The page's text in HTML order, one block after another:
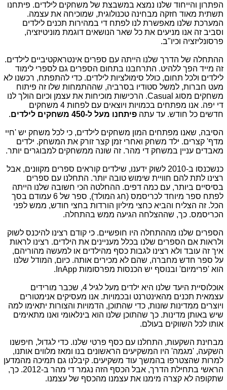
הפתרון והייחוד שלנו נמצא במשבצת של משחקים לילדים. פיתחנו
תשתית מאוד חזקה מבחינה טכנולוגית, שמוכיחה את עצמה.
המערכת שלנו מאפשרת לנו לפתח די במהירות תכנים לילדים
וסביב זה אנו מניעים את כל שאר הנושאים דוגמת מוניטיזציה,
פרסונליזציה וכיו"ב.
ההתחלה של הדרך שלנו הייתה עם ספרים אינטראקטיביים לילדים.
זה מייד הפך ללהיט. התרחבנו בתחום הספרים גם לספרי לימוד
לילדים ולכל תחום, כולל סימולציות לילדים. כדי להתפתח, רכשנו לא
מעט חברות, למשל סטודיו בסרביה, שההתמחות שלו זה פיתוח
משחקים מסוג Casual. הרכישות מוכיחות את עצמן וכיום הולך לנו
די יפה. אנו מפתחים בכמויות ויוצאים עם לפחות 4 משחקים
חדשים כל חודש. עד עתה פיתחנו מעל ל-450 משחקים לילדים .
הסיבה, שאנו מפתחים המון משחקים לילדים, כי לכל משחק יש 'חיי
מדף' קצרים. ילד משחק ואחרי זמן קצר זורק את המשחק. ילדים
מאבדים עניין במשחק די מהר. זה שונה ממשחקים למבוגרים יותר.
כנשכנסו ב-2010 לשוק ידענו, שילדים קוראים ספרים מקוונים, אבל
רצינו לתת להם חוויית שימוש טובה יותר. התחלנו עם ספרים
בסיסיים ביותר, עם כמה דפים. ההחלטה הכי חשובה שלנו הייתה
לפתח ספר מיוחד לכריסמס (חג המולד), ספר של 6 עמודם בסך
הכל. זה הצליח והביא כחצי מיליון הורדות בחצי חודש, ממש לפני
הכריסמס. כך, שההצלחה הגיעה ממש בהתחלה.
הספרים שלנו מההתחלה היו חופשיים. כי קודם רצינו להיכנס לשוק
ולראות אם הספרים שלנו בכלל מעניינים את הילדים. רצינו לראות
איך זה עובד ולא רצינו לגבות כסף מהילדים או למעשה מהוריהם,
על ספר חדש מחברה, שהם לא מכירים אותה. כיום, המודל שלנו
הוא 'פרימיום' ובנוסף יש הכנסות מפרסומות InApp.
אוכלוסיית היעד שלנו היא ילדים מעל לגיל 4, שכבר מורידים
עצמאית תכנים מהאינטרנט ובכמויות. אנו מעסיקים אנימטורים
ויוצרים ממדינות שונות, כדי שהתוכן, הדמויות והצורות יתאימו למה
שיש באותן מדינות. כך שהתוכן שלנו הוא בינלאומי ואנו מתאימים
אותו לכל השווקים בעולם.
מבחינת השקעות, התחלנו עם כסף פרטי שלנו. כדי לגדול, חיפשנו
השקעה, 'מגמה' היו המשקיעים הראשונים בנו ומאז מלווים אותנו,
למרות שהצטרפו בהמשך עוד משקיעים. קיבלנו גם תמיכה מהמדען
הראשי בתחילת הדרך, אבל הכסף הזה נגמר די מהר ב-2012. כך,
שתקופה לא קצרה מימנו את עצמנו מהכסף של עצמנו.